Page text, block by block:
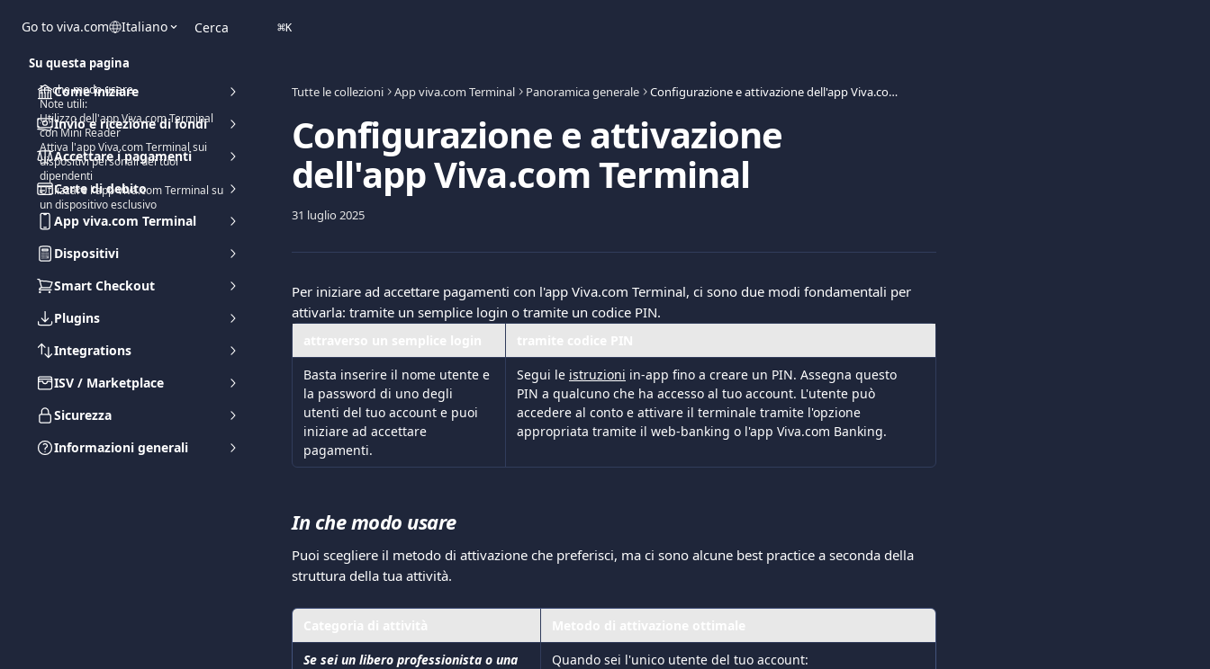
Go to viva.com Italiano Cerca ⌘K
Come iniziare
Invio e ricezione di fondi
Accettare i pagamenti
Carte di debito
App viva.com Terminal
Dispositivi
Smart Checkout
Plugins
Integrations
ISV / Marketplace
Sicurezza
Informazioni generali
Tutte le collezioni App viva.com Terminal Panoramica generale Configurazione e attivazione dell'app Viva.com Terminal
Configurazione e attivazione
dell'app Viva.com Terminal
31 luglio 2025
Per iniziare ad accettare pagamenti con l'app Viva.com Terminal, ci sono due modi fondamentali per
attivarla: tramite un semplice login o tramite un codice PIN.
Basta inserire il nome utente e
la password di uno degli
utenti del tuo account e puoi
iniziare ad accettare
pagamenti.
Segui le istruzioni in-app fino a creare un PIN. Assegna questo
PIN a qualcuno che ha accesso al tuo account. L'utente può
accedere al conto e attivare il terminale tramite l'opzione
appropriata tramite il web-banking o l'app Viva.com Banking.
In che modo usare
Puoi scegliere il metodo di attivazione che preferisci, ma ci sono alcune best practice a seconda della
struttura della tua attività.
Se sei un libero professionista o una
Quando sei l'unico utente del tuo account:
Su questa pagina
In che modo usare
Note utili:
Utilizzo dell'app Viva.com Terminal
con Mini Reader
Attiva l'app Viva.com Terminal sui
dispositivi personali dei tuoi
dipendenti
Utilizzare l'app Viva.com Terminal su
un dispositivo esclusivo